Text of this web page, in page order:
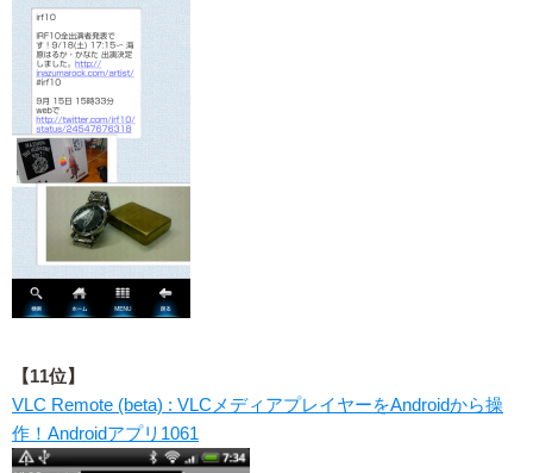
【11位】
VLC Remote (beta) : VLCメディアプレイヤーをAndroidから操
作！Androidアプリ1061